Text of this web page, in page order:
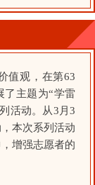
值观，在第63
了主题为“学雷
活动。从3月3
本次系列活动
增强志愿者的